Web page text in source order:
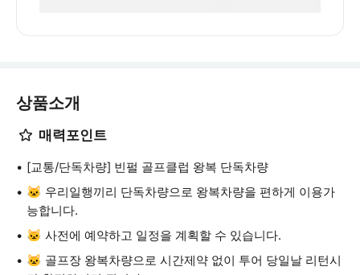
상품소개
매력포인트
[교통/단독차량] 빈펄 골프클럽 왕복 단독차량
🐱 우리일행끼리 단독차량으로 왕복차량을 편하게 이용가
능합니다.
🐱 사전에 예약하고 일정을 계획할 수 있습니다.
🐱 골프장 왕복차량으로 시간제약 없이 투어 당일날 리턴시